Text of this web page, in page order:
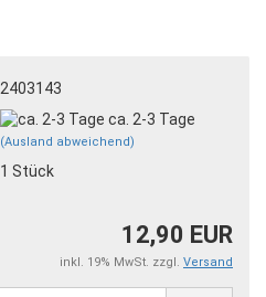
2403143
ca. 2-3 Tage
(Ausland abweichend)
1 Stück
12,90 EUR
inkl. 19% MwSt. zzgl. Versand